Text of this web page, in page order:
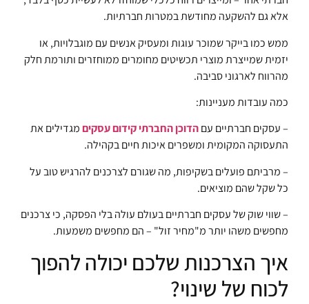
אלא גם להשקעה מחודשת במטרות חברתיות.
ממש כמו בייקר שמוכר עוגות ומעסיק אנשים עם מוגבלויות, או
יזמית שמייצרת מוצרי תכשיטים מחומרים ממוחזרים ותורמת חלק
מהרווח לארגוני סביבה.
כמה עובדות מעניינות:
– עסקים חברתיים עםהדוכן החברתי קידום עסקיםמגדילים את
התעסוקה המקומית ומשפרים איכות חיים בקהילה.
– מרביתם פועלים בשקיפות, מה שגורם לצרכנים להרגיש טוב על
כל שקל שהם מוציאים.
– שווי שוק של עסקים חברתיים בעולם עולה בלי הפסקה, כי צרכנים
מחפשים משהו יותר מ"מחיר זול" – הם מחפשים משמעות.
איך הצרכנות שלכם יכולה להפוך
לכוח של שינוי?